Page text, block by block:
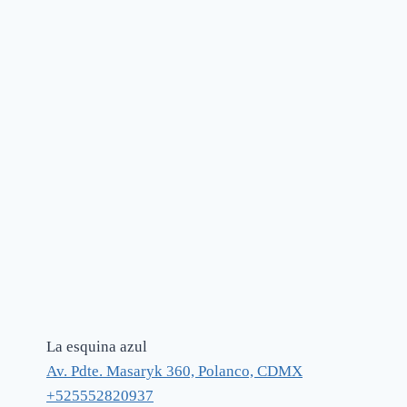
La esquina azul
Av. Pdte. Masaryk 360, Polanco, CDMX
+525552820937